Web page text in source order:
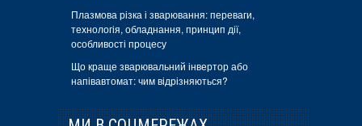
Плазмова різка і зварювання: переваги,
технологія, обладнання, принцип дії,
особливості процесу
Що краще зварювальний інвертор або
напівавтомат: чим відрізняються?